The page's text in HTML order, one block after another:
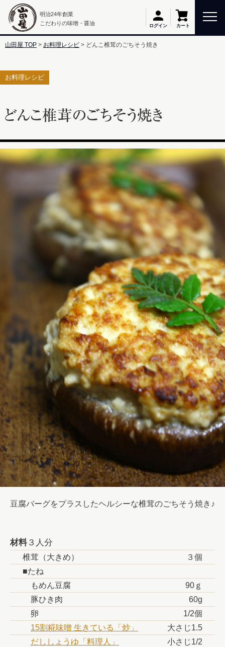
明治24年創業
こだわりの味噌・醤油
ログイン カート
山田屋 TOP お料理レシピ どんこ椎茸のごちそう焼き
お料理レシピ
どんこ椎茸のごちそう焼き
豆腐バーグをプラスしたヘルシーな椎茸のごちそう焼き♪
材料３人分
椎茸（大きめ）
３個
■たね
もめん豆腐
90ｇ
豚ひき肉
60g
卵
1/2個
15割糀味噌 生きている「炒」
大さじ1.5
だししょうゆ「料理人」
小さじ1/2